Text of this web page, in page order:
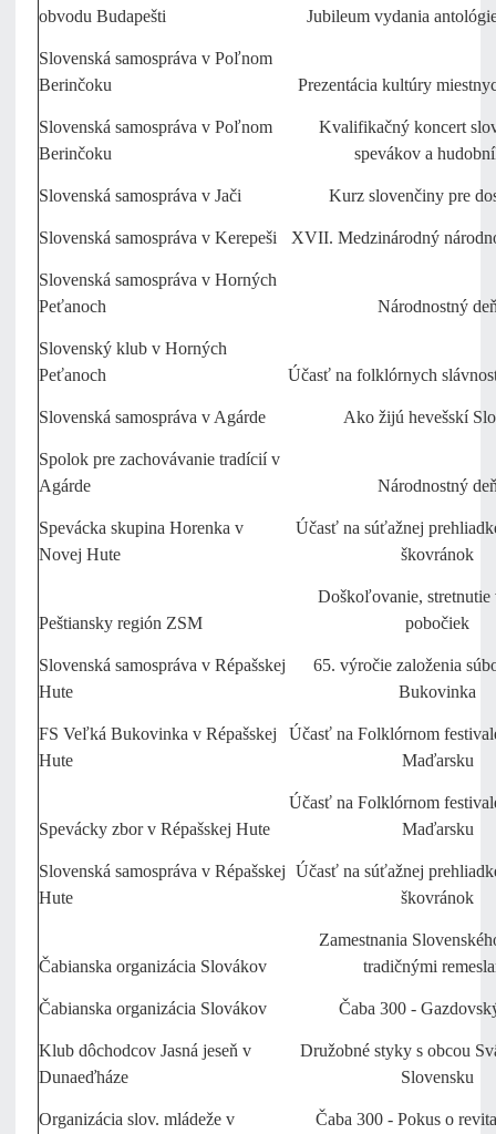
obvodu Budapešti
Jubileum vydania
Slovenská samospráva v Poľnom
Berinčoku
Prezentácia kultúry
Slovenská samospráva v Poľnom
Berinčoku
Kvalifikačný koncert
spevákov a
Slovenská samospráva v Jači Kurz slovenčiny pre
Slovenská samospráva v Kerepeši XVII. Medzinárodný
Slovenská samospráva v Horných
Peťanoch
Národnostný
Slovenský klub v Horných
Peťanoch
Účasť na folklórnych
Slovenská samospráva v Agárde Ako žijú hevešskí
Spolok pre zachovávanie tradícií v
Agárde
Národnostný
Spevácka skupina Horenka v
Novej Hute
Účasť na súťažnej
škovránok
Peštiansky región ZSM
Doškoľovanie, stretnutie
pobočiek
Slovenská samospráva v Répašskej
Hute
65. výročie založenia
Bukovinka
FS Veľká Bukovinka v Répašskej
Hute
Účasť na Folklórnom
Maďarsku
Spevácky zbor v Répašskej Hute
Účasť na Folklórnom
Maďarsku
Slovenská samospráva v Répašskej
Hute
Účasť na súťažnej
škovránok
Čabianska organizácia Slovákov
Zamestnania
tradičnými
Čabianska organizácia Slovákov Čaba 300 -
Klub dôchodcov Jasná jeseň v
Dunaeďháze
Družobné styky s obcou
Slovensku
Organizácia slov. mládeže v
Čaba 300 - Pokus o